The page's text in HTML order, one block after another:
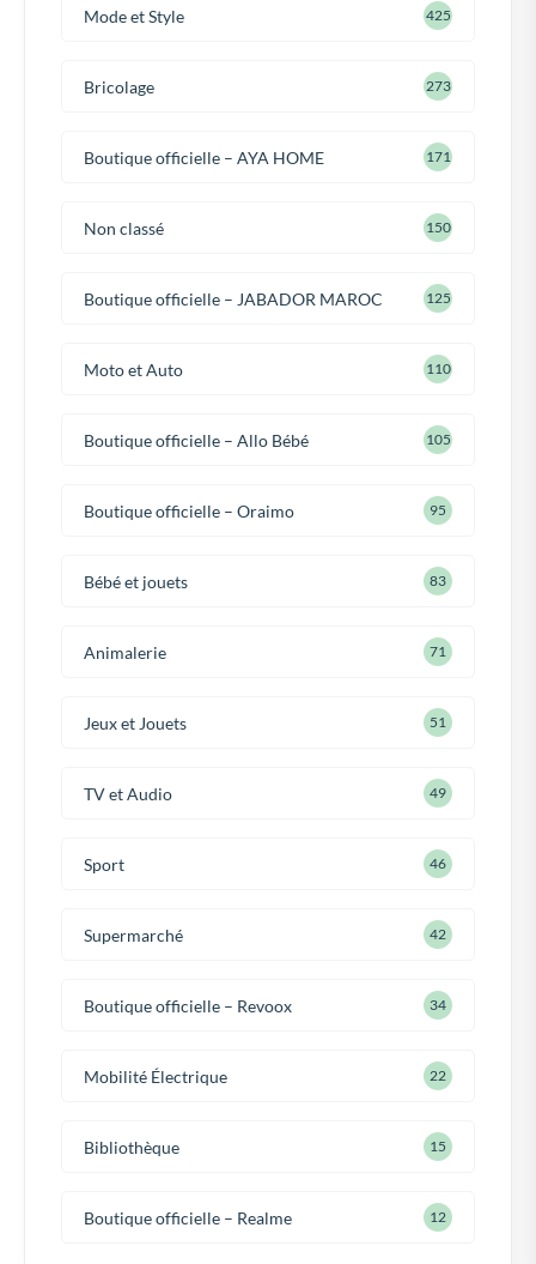
Mode et Style 425
Bricolage 273
Boutique officielle – AYA HOME 171
Non classé 150
Boutique officielle – JABADOR MAROC 125
Moto et Auto 110
Boutique officielle – Allo Bébé 105
Boutique officielle – Oraimo 95
Bébé et jouets 83
Animalerie 71
Jeux et Jouets 51
TV et Audio 49
Sport 46
Supermarché 42
Boutique officielle – Revoox 34
Mobilité Électrique 22
Bibliothèque 15
Boutique officielle – Realme 12